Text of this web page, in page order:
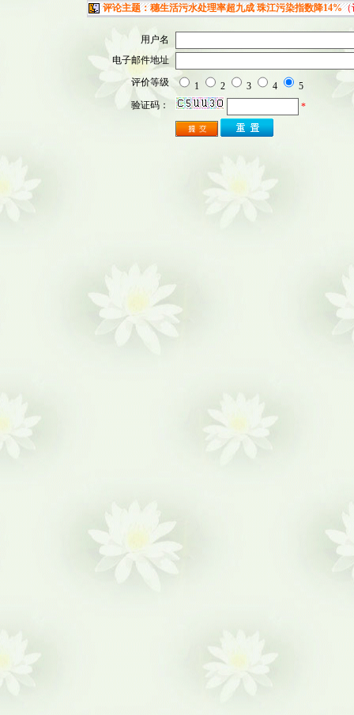
评论主题：穗生活污水处理率超九成 珠江污染指数降14%（
用户名
电子邮件地址
评价等级
1 2 3 4
5
验证码：
*